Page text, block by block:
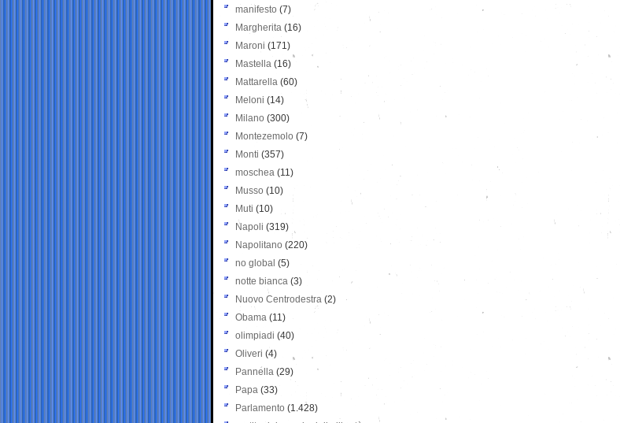
manifesto (7)
Margherita (16)
Maroni (171)
Mastella (16)
Mattarella (60)
Meloni (14)
Milano (300)
Montezemolo (7)
Monti (357)
moschea (11)
Musso (10)
Muti (10)
Napoli (319)
Napolitano (220)
no global (5)
notte bianca (3)
Nuovo Centrodestra (2)
Obama (11)
olimpiadi (40)
Oliveri (4)
Pannella (29)
Papa (33)
Parlamento (1.428)